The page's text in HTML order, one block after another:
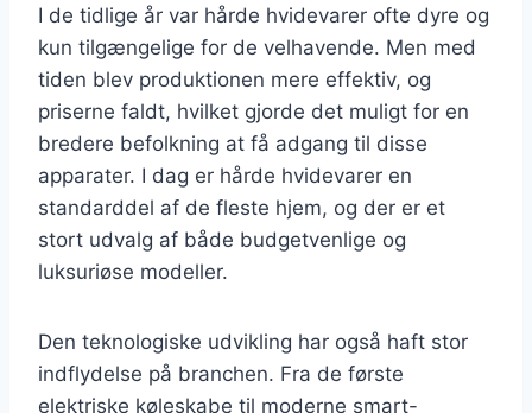
I de tidlige år var hårde hvidevarer ofte dyre og
kun tilgængelige for de velhavende. Men med
tiden blev produktionen mere effektiv, og
priserne faldt, hvilket gjorde det muligt for en
bredere befolkning at få adgang til disse
apparater. I dag er hårde hvidevarer en
standarddel af de fleste hjem, og der er et
stort udvalg af både budgetvenlige og
luksuriøse modeller.
Den teknologiske udvikling har også haft stor
indflydelse på branchen. Fra de første
elektriske køleskabe til moderne smart-